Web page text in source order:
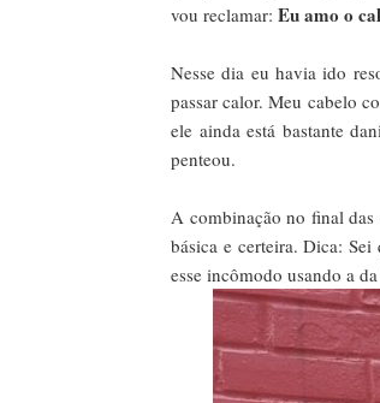
vou reclamar: Eu amo o
Nesse dia eu havia ido
passar calor. Meu cabelo
ele ainda está bastante
penteou.
A combinação no final das
básica e certeira. Dica:
esse incômodo usando a